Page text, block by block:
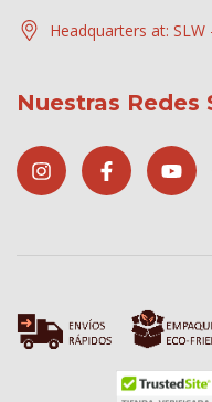
Headquarters at:
Nuestras Redes